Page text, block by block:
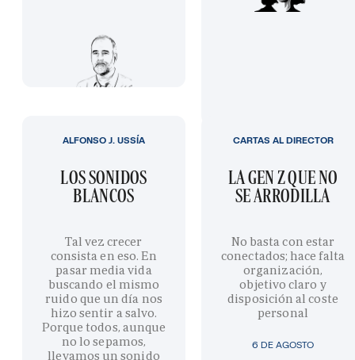
LOS SONIDOS
BLANCOS
Tal vez crecer
consista en eso. En
pasar media vida
buscando el mismo
ruido que un día nos
hizo sentir a salvo.
Porque todos, aunque
no lo sepamos,
llevamos un sonido
ALFONSO J. USSÍA
6 DE AGOSTO
LA GEN Z QUE NO
SE ARRODILLA
No basta con estar
conectados; hace falta
organización,
objetivo claro y
disposición al coste
personal
CARTAS AL DIRECTOR